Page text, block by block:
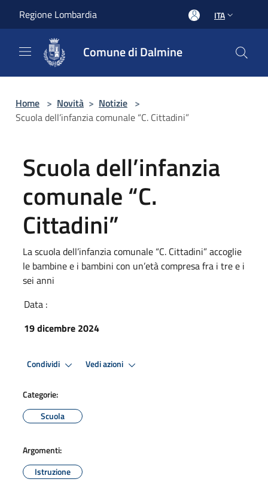
Regione Lombardia ITA
Comune di Dalmine
Home > Novità > Notizie >
Scuola dell’infanzia comunale “C. Cittadini”
Scuola dell’infanzia
comunale “C.
Cittadini”
La scuola dell’infanzia comunale “C. Cittadini” accoglie
le bambine e i bambini con un’età compresa fra i tre e i
sei anni
Data :
19 dicembre 2024
Condividi Vedi azioni
Categorie:
Scuola
Argomenti:
Istruzione